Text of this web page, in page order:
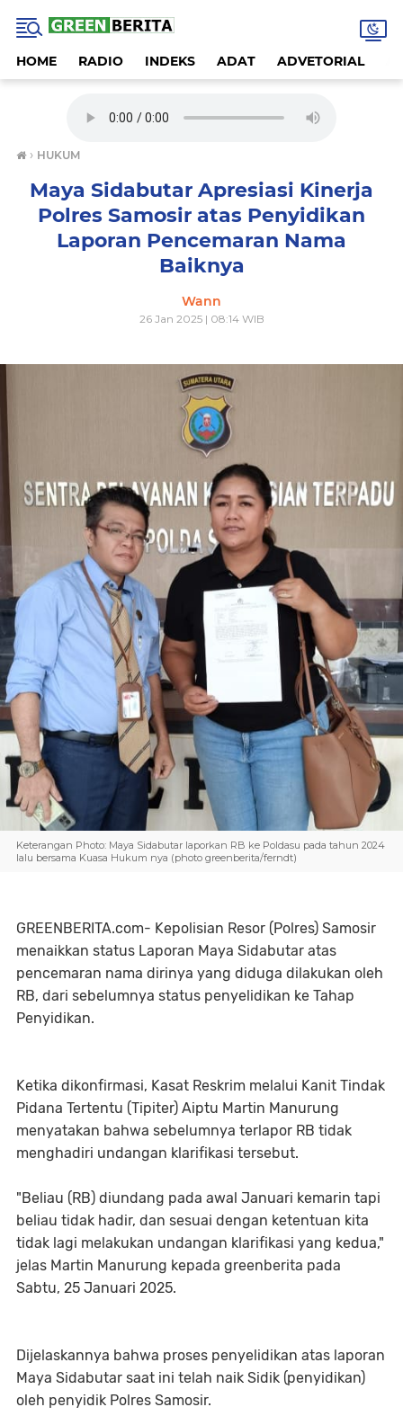
HOME RADIO INDEKS ADAT ADVETORIAL
› HUKUM
Maya Sidabutar Apresiasi Kinerja
Polres Samosir atas Penyidikan
Laporan Pencemaran Nama
Baiknya
Wann
26 Jan 2025 | 08:14 WIB
Keterangan Photo: Maya Sidabutar laporkan RB ke Poldasu pada tahun 2024
lalu bersama Kuasa Hukum nya (photo greenberita/ferndt)
GREENBERITA.com- Kepolisian Resor (Polres) Samosir
menaikkan status Laporan Maya Sidabutar atas
pencemaran nama dirinya yang diduga dilakukan oleh
RB, dari sebelumnya status penyelidikan ke Tahap
Penyidikan.
Ketika dikonfirmasi, Kasat Reskrim melalui Kanit Tindak
Pidana Tertentu (Tipiter) Aiptu Martin Manurung
menyatakan bahwa sebelumnya terlapor RB tidak
menghadiri undangan klarifikasi tersebut.
"Beliau (RB) diundang pada awal Januari kemarin tapi
beliau tidak hadir, dan sesuai dengan ketentuan kita
tidak lagi melakukan undangan klarifikasi yang kedua,"
jelas Martin Manurung kepada greenberita pada
Sabtu, 25 Januari 2025.
Dijelaskannya bahwa proses penyelidikan atas laporan
Maya Sidabutar saat ini telah naik Sidik (penyidikan)
oleh penyidik Polres Samosir.